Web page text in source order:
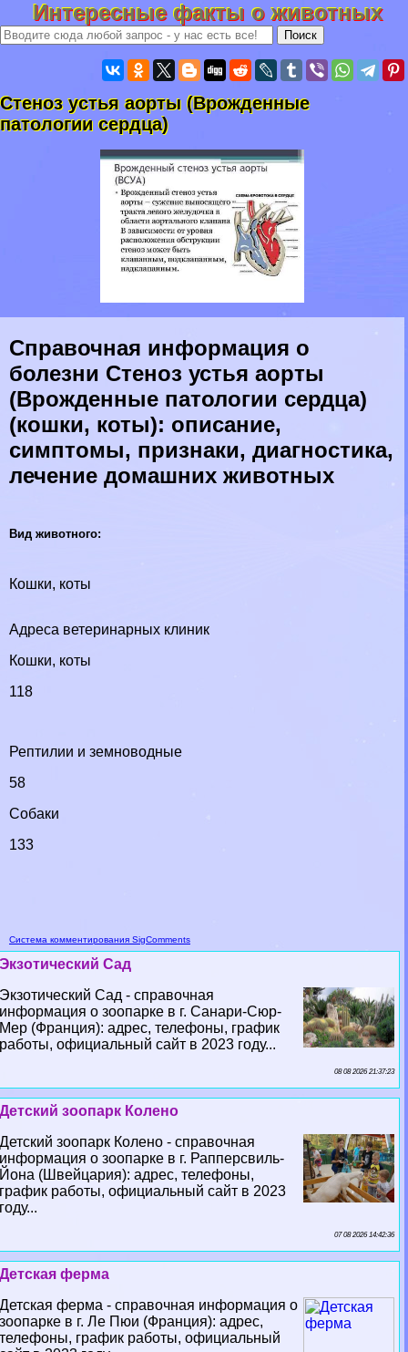
Интересные факты о животных
Стеноз устья аорты (Врожденные
патологии сердца)
Справочная информация о
болезни Стеноз устья аорты
(Врожденные патологии сердца)
(кошки, коты): описание,
симптомы, признаки, диагностика,
лечение домашних животных
Вид животного:
Кошки, коты
Адреса ветеринарных клиник
Кошки, коты
118
Рептилии и земноводные
58
Собаки
133
Система комментирования SigComments
Экзотический Сад
Экзотический Сад - справочная
информация о зоопарке в г. Санари-Сюр-
Мер (Франция): адрес, телефоны, график
работы, официальный сайт в 2023 году...
08 08 2026 21:37:23
Детский зоопарк Колено
Детский зоопарк Колено - справочная
информация о зоопарке в г. Рапперсвиль-
Йона (Швейцария): адрес, телефоны,
график работы, официальный сайт в 2023
году...
07 08 2026 14:42:36
Детская ферма
Детская ферма - справочная информация о
зоопарке в г. Ле Пюи (Франция): адрес,
телефоны, график работы, официальный